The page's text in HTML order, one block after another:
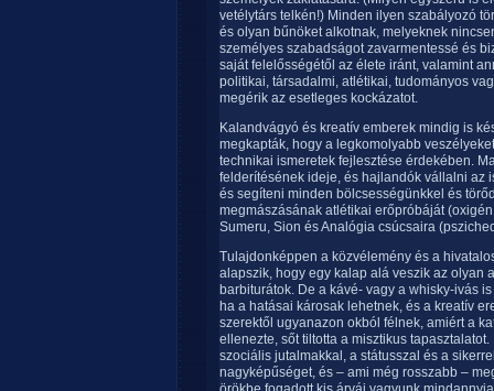
vetélytárs telkén!) Minden ilyen szabályozó
és olyan bűnöket alkotnak, melyeknek
személyes szabadságot zavarmentessé és
saját felelősségétől az élete iránt, valamint
politikai, társadalmi, atlétikai, tudományos
megérik az esetleges kockázatot.
Kalandvágyó és kreatív emberek mindig is
megkapták, hogy a legkomolyabb
technikai ismeretek fejlesztése érdekében.
felderítésének ideje, és hajlandók vállalni az
és segíteni minden bölcsességünkkel és
megmászásának atlétikai erőpróbáját
Sumeru, Sion és Analógia csúcsaira
Tulajdonképpen a közvélemény és a
alapszik, hogy egy kalap alá veszik az olyan
barbiturátok. De a kávé- vagy a whisky-ivás
ha a hatásai károsak lehetnek, és a kreatív
szerektől ugyanazon okból félnek, amiért a
ellenezte, sőt tiltotta a misztikus
szociális jutalmakkal, a státusszal és a
nagyképűséget, és – ami még rosszabb –